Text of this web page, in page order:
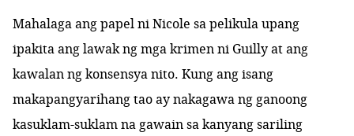
Mahalaga ang papel ni Nicole sa pelikula upang
ipakita ang lawak ng mga krimen ni Guilly at ang
kawalan ng konsensya nito. Kung ang isang
makapangyarihang tao ay nakagawa ng ganoong
kasuklam-suklam na gawain sa kanyang sariling